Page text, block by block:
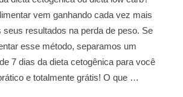
vem ganhando cada vez mais
seus resultados na perda de peso. Se
esse método, separamos um
7 dias da dieta cetogênica para você
e totalmente grátis! O que …